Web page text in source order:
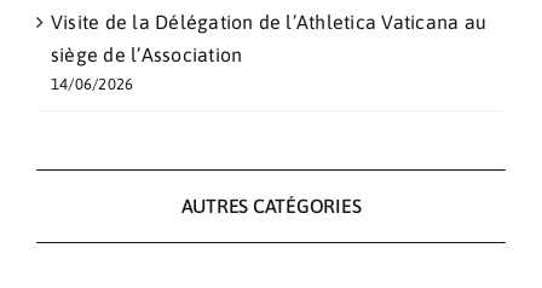
Visite de la Délégation de l’Athletica Vaticana au
siège de l’Association
14/06/2026
AUTRES CATÉGORIES